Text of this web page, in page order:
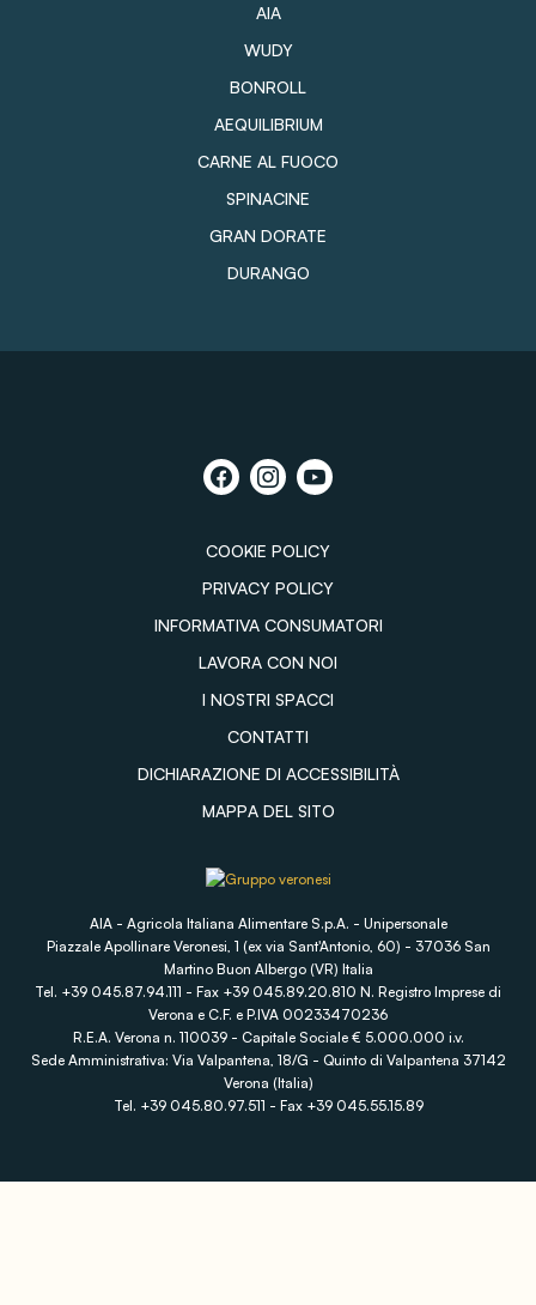
AIA
WUDY
BONROLL
AEQUILIBRIUM
CARNE AL FUOCO
SPINACINE
GRAN DORATE
DURANGO
COOKIE POLICY
PRIVACY POLICY
INFORMATIVA CONSUMATORI
LAVORA CON NOI
I NOSTRI SPACCI
CONTATTI
DICHIARAZIONE DI ACCESSIBILITÀ
MAPPA DEL SITO
AIA - Agricola Italiana Alimentare S.p.A. - Unipersonale
Piazzale Apollinare Veronesi, 1 (ex via Sant'Antonio, 60) - 37036 San
Martino Buon Albergo (VR) Italia
Tel. +39 045.87.94.111 - Fax +39 045.89.20.810 N. Registro Imprese di
Verona e C.F. e P.IVA 00233470236
R.E.A. Verona n. 110039 - Capitale Sociale € 5.000.000 i.v.
Sede Amministrativa: Via Valpantena, 18/G - Quinto di Valpantena 37142
Verona (Italia)
Tel. +39 045.80.97.511 - Fax +39 045.55.15.89